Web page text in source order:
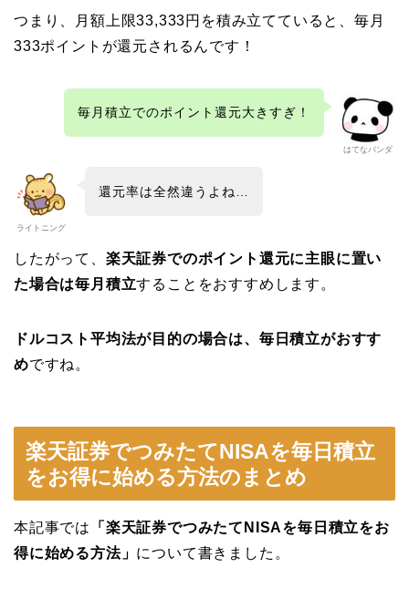
つまり、月額上限33,333円を積み立てていると、毎月
333ポイントが還元されるんです！
はてなパンダ
毎月積立でのポイント還元大きすぎ！
ライトニング
還元率は全然違うよね…
したがって、 楽天証券でのポイント還元に主眼に置い
た場合は毎月積立することをおすすめします。
ドルコスト平均法が目的の場合は、毎日積立がおすす
めですね。
楽天証券でつみたてNISAを毎日積立
をお得に始める方法のまとめ
本記事では
「楽天証券でつみたてNISAを毎日積立をお
得に始める方法」 について書きました。